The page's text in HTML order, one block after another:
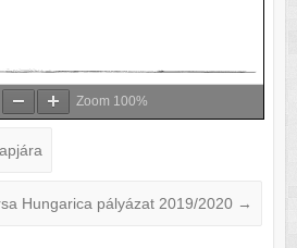
Zoom 100%
Hungarica pályázat 2019/2020 →